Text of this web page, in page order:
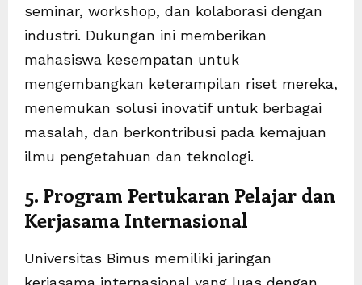
seminar, workshop, dan kolaborasi dengan
industri. Dukungan ini memberikan
mahasiswa kesempatan untuk
mengembangkan keterampilan riset mereka,
menemukan solusi inovatif untuk berbagai
masalah, dan berkontribusi pada kemajuan
ilmu pengetahuan dan teknologi.
5. Program Pertukaran Pelajar dan
Kerjasama Internasional
Universitas Bimus memiliki jaringan